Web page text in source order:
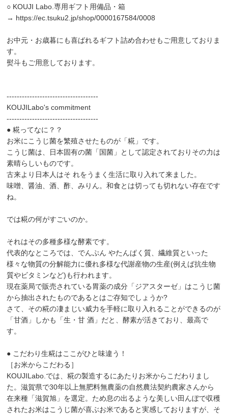
○ KOUJI Labo.専用ギフト用備品・箱
→ https://ec.tsuku2.jp/shop/0000167584/0008
お中元・お歳暮にも喜ばれるギフト詰め合わせもご用意しておりま
す。
熨斗もご用意しております。
------------------------------------
KOUJILabo's commitment
------------------------------------
● 糀ってなに？？
お米にこうじ菌を繁殖させたものが「糀」です。
こうじ菌は、日本固有の菌「国菌」として認定されておりその力は
素晴らしいものです。
古来より日本人はそ れをうまく生活に取り入れて来ました。
味噌、醤油、酒、酢、みりん。和食とは切っても切れない存在です
ね。
では糀の何がすごいのか。
それはその多種多様な酵素です。
代表的なところでは、でんぷん やたんぱく質、繊維質といった
様々な物質の分解能力に優れ多様な代謝産物の生産(例えば抗生物
質やビタミンなど)も行われます。
現在薬局で販売されている胃薬の成分「ジアスターゼ」はこうじ菌
から抽出されたものであるとはご存知でしょうか?
さて、その糀の凄まじい威力を手軽に取り入れることができるのが
「甘酒」しかも「生・甘 酒」だと、酵素が活きており、最高で
す。
● こだわり生糀はここがひと味違う！
［お米からこだわる］
KOUJILabo.では、糀の製造するにあたりお米からこだわりまし
た。滋賀県で30年以上無肥料無農薬の自然農法契約農家さんから
在来種「滋賀旭」を選定。ため息の出るような美しい田んぼで収穫
されたお米はこうじ菌が喜ぶお米であると実感しておりますが、そ